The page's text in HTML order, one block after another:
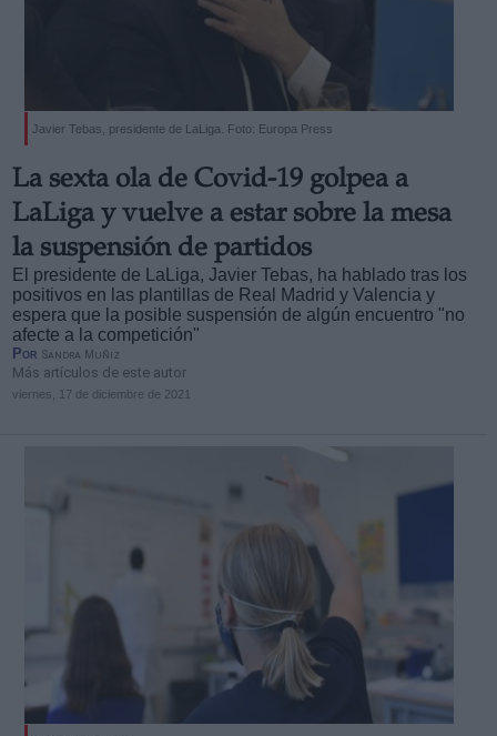
Javier Tebas, presidente de LaLiga. Foto: Europa Press
La sexta ola de Covid-19 golpea a
LaLiga y vuelve a estar sobre la mesa
la suspensión de partidos
El presidente de LaLiga, Javier Tebas, ha hablado tras los
positivos en las plantillas de Real Madrid y Valencia y
espera que la posible suspensión de algún encuentro "no
afecte a la competición"
Por Sandra Muñiz
Más artículos de este autor
viernes, 17 de diciembre de 2021
Derechos:
Información adicional
link